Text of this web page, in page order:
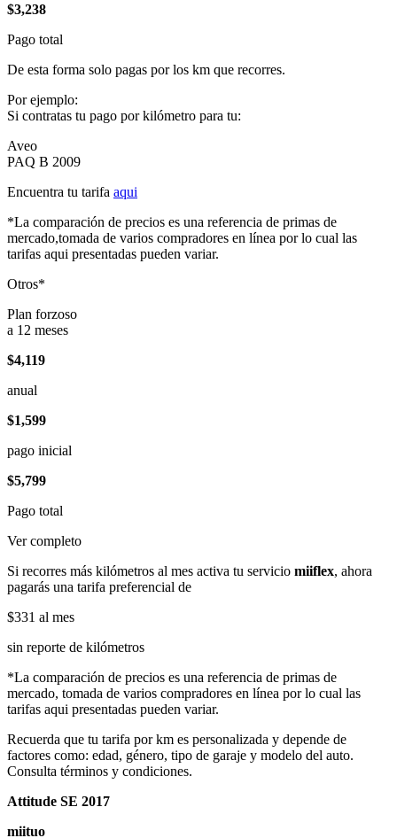
$3,238
Pago total
De esta forma solo pagas por los km que recorres.
Por ejemplo:
Si contratas tu pago por kilómetro para tu:
Aveo
PAQ B 2009
Encuentra tu tarifa aqui
*La comparación de precios es una referencia de primas de
mercado,tomada de varios compradores en línea por lo cual las
tarifas aqui presentadas pueden variar.
Otros*
Plan forzoso
a 12 meses
$4,119
anual
$1,599
pago inicial
$5,799
Pago total
Ver completo
Si recorres más kilómetros al mes activa tu servicio miiflex, ahora
pagarás una tarifa preferencial de
$331 al mes
sin reporte de kilómetros
*La comparación de precios es una referencia de primas de
mercado, tomada de varios compradores en línea por lo cual las
tarifas aqui presentadas pueden variar.
Recuerda que tu tarifa por km es personalizada y depende de
factores como: edad, género, tipo de garaje y modelo del auto.
Consulta términos y condiciones.
Attitude SE 2017
miituo